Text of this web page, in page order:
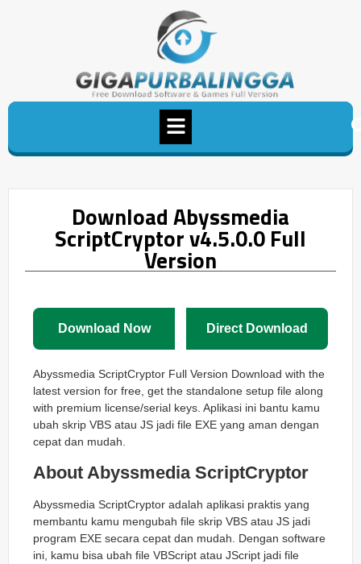
Download Abyssmedia
ScriptCryptor v4.5.0.0 Full
Version
Download Now Direct Download
Abyssmedia ScriptCryptor Full Version Download with the
latest version for free, get the standalone setup file along
with premium license/serial keys. Aplikasi ini bantu kamu
ubah skrip VBS atau JS jadi file EXE yang aman dengan
cepat dan mudah.
About Abyssmedia ScriptCryptor
Abyssmedia ScriptCryptor adalah aplikasi praktis yang
membantu kamu mengubah file skrip VBS atau JS jadi
program EXE secara cepat dan mudah. Dengan software
ini, kamu bisa ubah file VBScript atau JScript jadi file